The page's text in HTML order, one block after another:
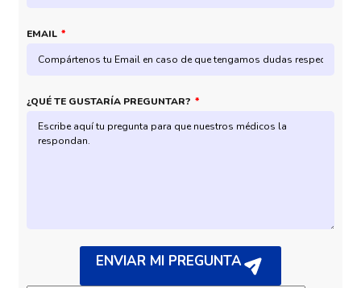
EMAIL
¿QUÉ TE GUSTARÍA PREGUNTAR?
ENVIAR MI PREGUNTA